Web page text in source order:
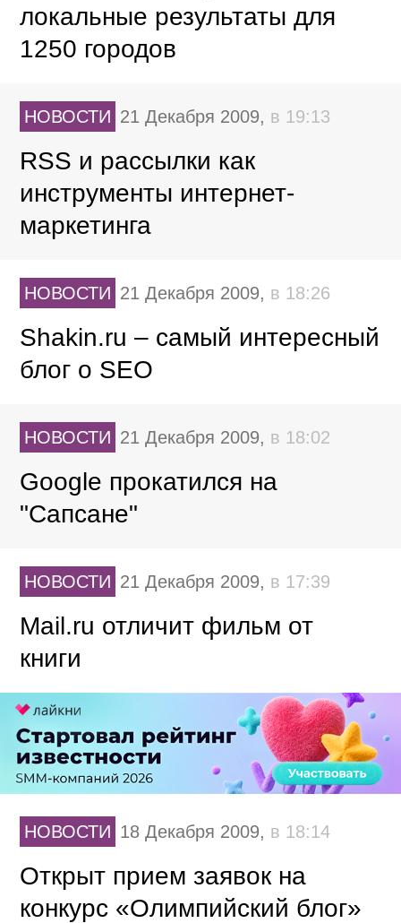
локальные результаты для
1250 городов
НОВОСТИ 21 Декабря 2009, в 19:13
RSS и рассылки как
инструменты интернет-
маркетинга
НОВОСТИ 21 Декабря 2009, в 18:26
Shakin.ru – самый интересный
блог о SEO
НОВОСТИ 21 Декабря 2009, в 18:02
Google прокатился на
"Сапсане"
НОВОСТИ 21 Декабря 2009, в 17:39
Mail.ru отличит фильм от
книги
НОВОСТИ 18 Декабря 2009, в 18:14
Открыт прием заявок на
конкурс «Олимпийский блог»